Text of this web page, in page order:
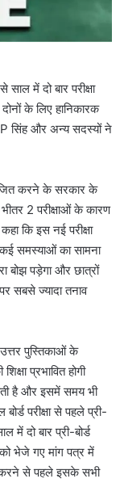
साल में दो बार परीक्षा
के लिए हानिकारक
सिंह और अन्य सदस्यों ने
करने के सरकार के
2 परीक्षाओं के कारण
कि इस नई परीक्षा
समस्याओं का सामना
बोझ पड़ेगा और छात्रों
सबसे ज्यादा तनाव
पुस्तिकाओं के
प्रभावित होगी
है और इसमें समय भी
परीक्षा से पहले प्री-
में दो बार प्री-बोर्ड
भेजे गए मांग पत्र में
करने से पहले इसके सभी